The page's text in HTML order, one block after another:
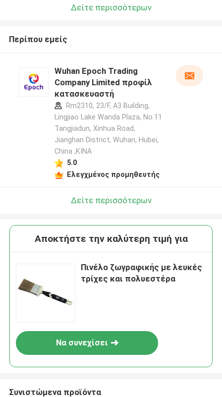
Δείτε περισσότερων
Περίπου εμείς
Wuhan Epoch Trading
Company Limited προφίλ
κατασκευαστή
Rm2310, 23/F, A3 Building,
Lingjiao Lake Wanda Plaza, No.11
Tangjiadun, Xinhua Road,
Jianghan District, Wuhan, Hubei,
China ,ΚΙΝΑ
5.0
Ελεγχμένος προμηθευτής
Δείτε περισσότερων
Αποκτήστε την καλύτερη τιμή για
Πινέλο ζωγραφικής με λευκές
τρίχες και πολυεστέρα
Να συνεχίσει
Συνιστώμενα προϊόντα